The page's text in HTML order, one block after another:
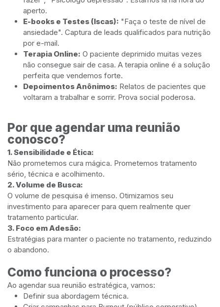
aperto.
E-books e Testes (Iscas): "Faça o teste de nível de
ansiedade". Captura de leads qualificados para nutrição
por e-mail.
Terapia Online: O paciente deprimido muitas vezes
não consegue sair de casa. A terapia online é a solução
perfeita que vendemos forte.
Depoimentos Anônimos: Relatos de pacientes que
voltaram a trabalhar e sorrir. Prova social poderosa.
Por que agendar uma reunião
conosco?
1. Sensibilidade e Ética:
Não prometemos cura mágica. Prometemos tratamento
sério, técnica e acolhimento.
2. Volume de Busca:
O volume de pesquisa é imenso. Otimizamos seu
investimento para aparecer para quem realmente quer
tratamento particular.
3. Foco em Adesão:
Estratégias para manter o paciente no tratamento, reduzindo
o abandono.
Como funciona o processo?
Ao agendar sua reunião estratégica, vamos:
Definir sua abordagem técnica.